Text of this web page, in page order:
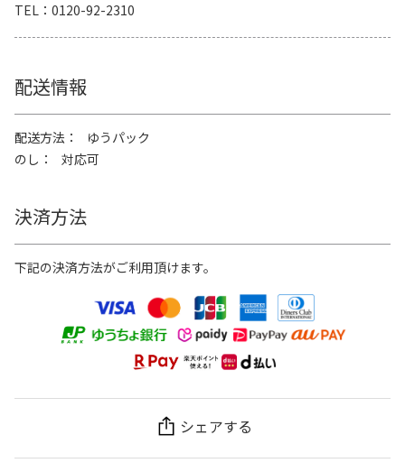
TEL
0120-92-2310
配送情報
配送方法
ゆうパック
のし
対応可
決済方法
下記の決済方法がご利用頂けます。
シェアする